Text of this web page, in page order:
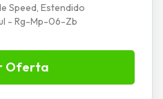
Speed, Estendido
- Rg-Mp-06-Zb
Oferta